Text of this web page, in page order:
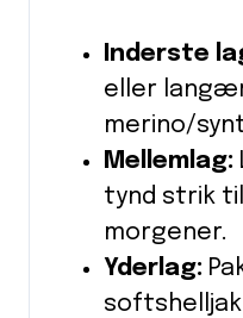
Inderste
eller
merino/
Mellemlag:
tynd strik
morgener.
Yderlag: